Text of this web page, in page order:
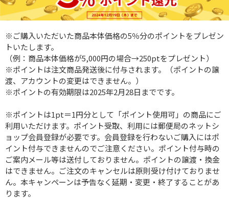
※ご購入いただいた商品本体価格の5％分のポイントをプレゼン
トいたします。
（例：商品本体価格が5,000円の場合→250ptをプレゼント）
※ポイントは注文商品発送後に付与されます。（ポイントの譲
渡、アカウントの変更はできません。）
※ポイントの有効期限は2025年2月28日までです。
※ポイントは1pt＝1円分として「ポイント使用可」の商品にご
利用いただけます。ポイント受取、利用には郵便局のネットシ
ョップ会員登録が必要です。会員登録を行わないご購入にはポ
イント付与できませんのでご注意ください。ポイント付与時の
ご案内メール等は送付しておりません。ポイントの譲渡・換金
はできません。ご注文のキャンセルは原則受け付けておりませ
ん。本キャンペーンは予告なく延期・変更・終了することがあ
ります。